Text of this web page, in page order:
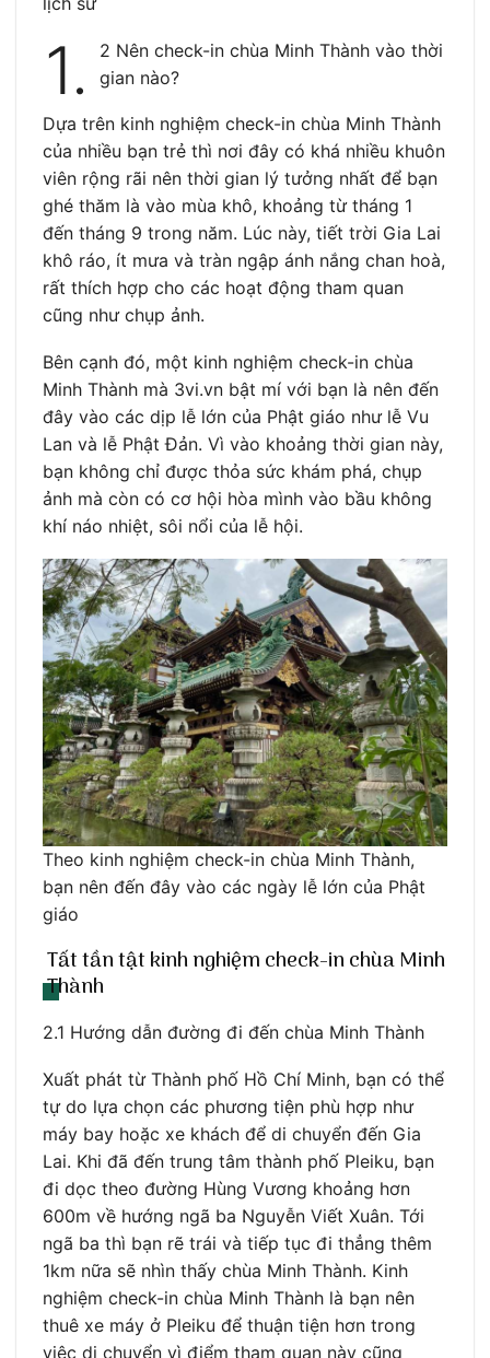
1.
2 Nên check-in chùa Minh Thành vào thời
gian nào?
Dựa trên kinh nghiệm check-in chùa Minh Thành
của nhiều bạn trẻ thì nơi đây có khá nhiều khuôn
viên rộng rãi nên thời gian lý tưởng nhất để bạn
ghé thăm là vào mùa khô, khoảng từ tháng 1
đến tháng 9 trong năm. Lúc này, tiết trời Gia Lai
khô ráo, ít mưa và tràn ngập ánh nắng chan hoà,
rất thích hợp cho các hoạt động tham quan
cũng như chụp ảnh.
Bên cạnh đó, một kinh nghiệm check-in chùa
Minh Thành mà 3vi.vn bật mí với bạn là nên đến
đây vào các dịp lễ lớn của Phật giáo như lễ Vu
Lan và lễ Phật Đản. Vì vào khoảng thời gian này,
bạn không chỉ được thỏa sức khám phá, chụp
ảnh mà còn có cơ hội hòa mình vào bầu không
khí náo nhiệt, sôi nổi của lễ hội.
Theo kinh nghiệm check-in chùa Minh Thành,
bạn nên đến đây vào các ngày lễ lớn của Phật
giáo
Tất tần tật kinh nghiệm check-in chùa Minh
Thành
2.1 Hướng dẫn đường đi đến chùa Minh Thành
Xuất phát từ Thành phố Hồ Chí Minh, bạn có thể
tự do lựa chọn các phương tiện phù hợp như
máy bay hoặc xe khách để di chuyển đến Gia
Lai. Khi đã đến trung tâm thành phố Pleiku, bạn
đi dọc theo đường Hùng Vương khoảng hơn
600m về hướng ngã ba Nguyễn Viết Xuân. Tới
ngã ba thì bạn rẽ trái và tiếp tục đi thẳng thêm
1km nữa sẽ nhìn thấy chùa Minh Thành. Kinh
nghiệm check-in chùa Minh Thành là bạn nên
thuê xe máy ở Pleiku để thuận tiện hơn trong
việc di chuyển vì điểm tham quan này cũng